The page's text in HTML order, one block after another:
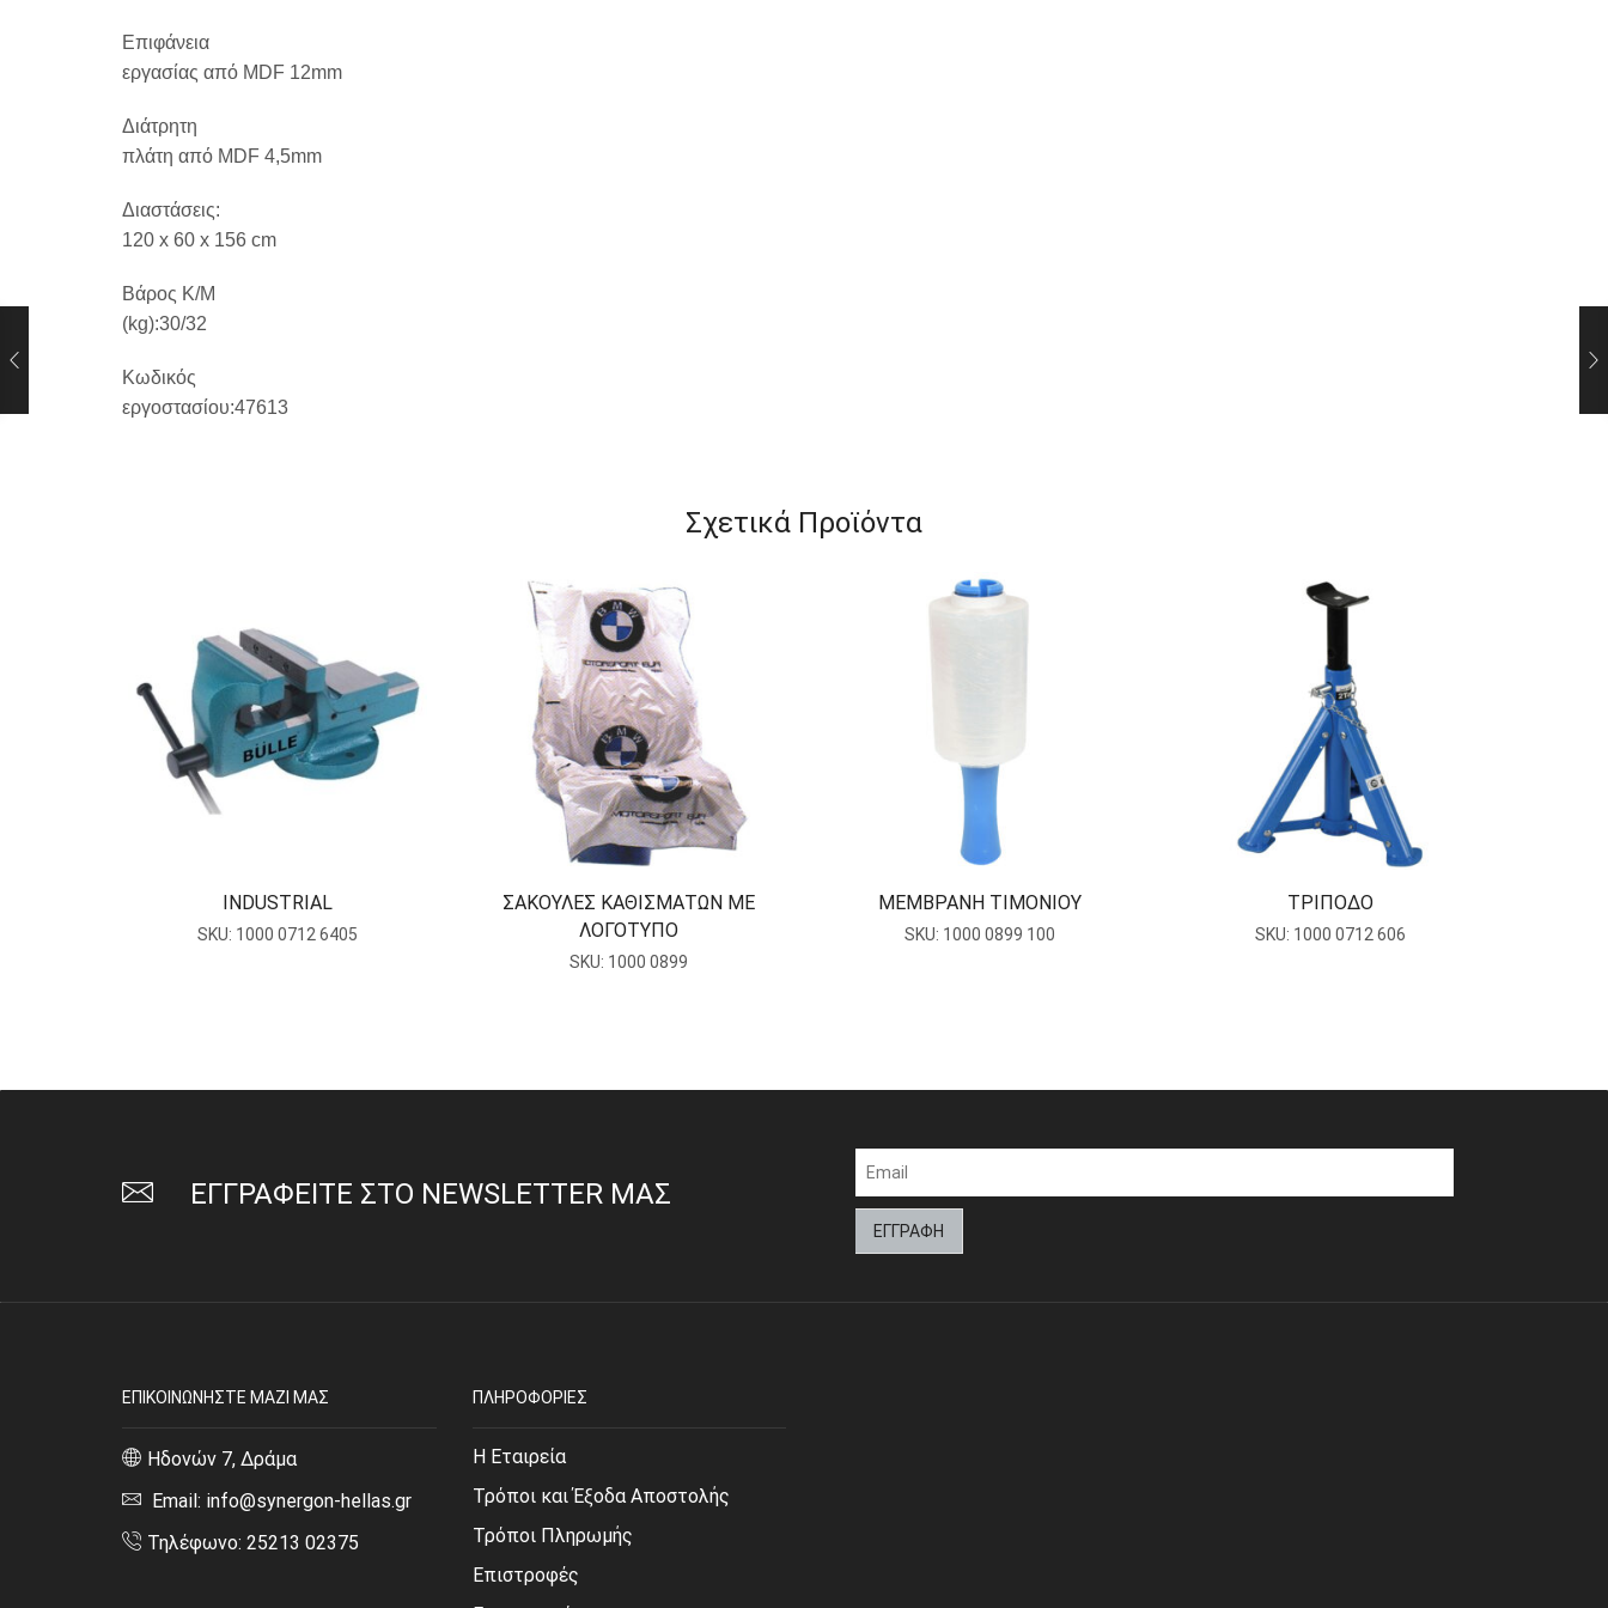
Επιφάνεια
εργασίας από MDF 12mm
Διάτρητη
πλάτη από MDF 4,5mm
Διαστάσεις:
120 x 60 x 156 cm
Βάρος Κ/Μ
(kg):30/32
Κωδικός
εργοστασίου:47613
Σχετικά Προϊόντα
INDUSTRIAL
SKU: 1000 0712 6405
ΣΑΚΟΥΛΕΣ ΚΑΘΙΣΜΑΤΩΝ ΜΕ
ΛΟΓΟΤΥΠΟ
SKU: 1000 0899
ΜΕΜΒΡΑΝΗ ΤΙΜΟΝΙΟΥ
SKU: 1000 0899 100
ΤΡΙΠΟΔΟ
SKU: 1000 0712 606
ΕΓΓΡΑΦΕΙΤΕ ΣΤΟ NEWSLETTER ΜΑΣ
ΕΠΙΚΟΙΝΩΝΗΣΤΕ ΜΑΖΙ ΜΑΣ
Ηδονών 7, Δράμα
Email: info@synergon-hellas.gr
Τηλέφωνο: 25213 02375
ΠΛΗΡΟΦΟΡΙΕΣ
Η Εταιρεία
Τρόποι και Έξοδα Αποστολής
Τρόποι Πληρωμής
Επιστροφές